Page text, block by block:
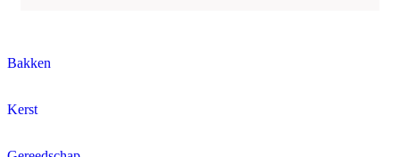
Bakken
Kerst